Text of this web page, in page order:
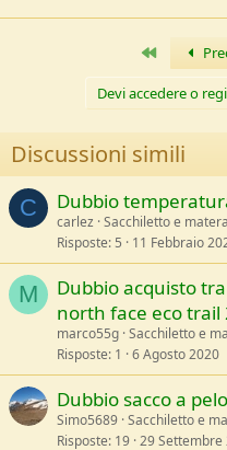
Primo
Devi accedere o
Discussioni simili
C Dubbio
carlez Sacchiletto e
Risposte 5 11 Febbraio
M
Dubbio acquisto
north face eco trail
marco55g Sacchiletto e
Risposte 1 6 Agosto 2020
Dubbio sacco a
Simo5689 Sacchiletto e
Risposte 19 29 Settembre